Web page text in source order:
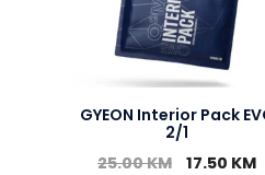
GYEON Interior Pack
2/1
25.00KM 17.50 KM